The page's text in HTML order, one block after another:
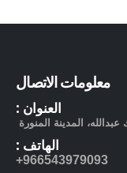
معلومات الاتصال
العنوان :
المدينة المنورة
الهاتف :
966543979093+